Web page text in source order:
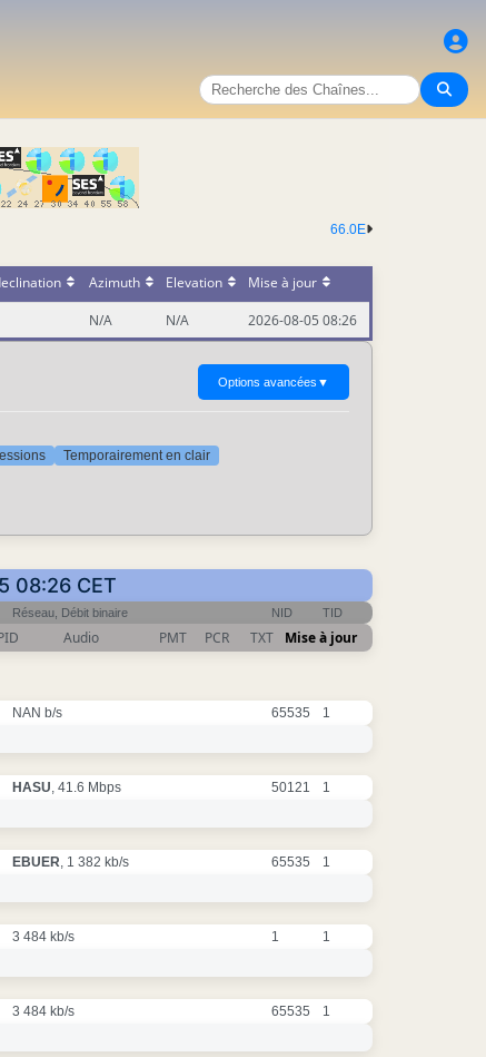
66.0E
Azimuth Elevation
Mise à jour
N/A N/A 2026-08-05 08:26
Options avancées ▼
Temporairement en clair
08:26 CET
Réseau, Débit binaire NID TID
Audio PMT PCR TXT Mise à jour
NAN b/s 65535 1
HASU, 41.6 Mbps 50121 1
EBUER, 1 382 kb/s 65535 1
3 484 kb/s 1 1
3 484 kb/s 65535 1